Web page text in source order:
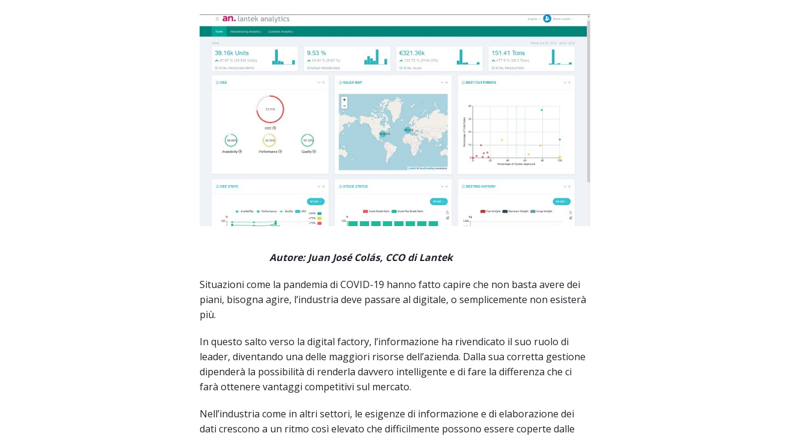
Autore: Juan José Colás, CCO di Lantek
Situazioni come la pandemia di COVID-19 hanno fatto capire che non basta avere dei
piani, bisogna agire, l’industria deve passare al digitale, o semplicemente non esisterà
più.
In questo salto verso la digital factory, l’informazione ha rivendicato il suo ruolo di
leader, diventando una delle maggiori risorse dell’azienda. Dalla sua corretta gestione
dipenderà la possibilità di renderla davvero intelligente e di fare la differenza che ci
farà ottenere vantaggi competitivi sul mercato.
Nell’industria come in altri settori, le esigenze di informazione e di elaborazione dei
dati crescono a un ritmo così elevato che difficilmente possono essere coperte dalle